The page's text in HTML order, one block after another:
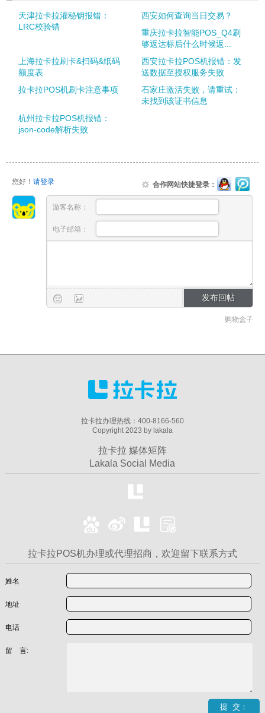
天津拉卡拉灌秘钥报错：
LRC校验错
西安如何查询当日交易？
重庆拉卡拉智能POS_Q4刷
够返达标后什么时候返...
上海拉卡拉刷卡&扫码&纸码
额度表
西安拉卡拉POS机报错：发
送数据至授权服务失败
拉卡拉POS机刷卡注意事项
石家庄激活失败，请重试：
未找到该证书信息
杭州拉卡拉POS机报错：
json-code解析失败
您好！ 请登录 合作网站快捷登录：
游客名称：
电子邮箱：
购物盒子
拉卡拉办理热线：400-8166-560
Copyright 2023 by lakala
拉卡拉 媒体矩阵
Lakala Social Media
拉卡拉POS机办理或代理招商，欢迎留下联系方式
姓名
地址
电话
留 言: